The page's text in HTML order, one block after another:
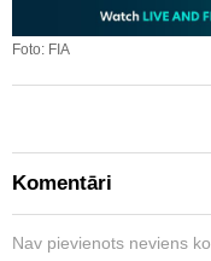
Foto: FIA
Komentāri
Nav pievienots neviens